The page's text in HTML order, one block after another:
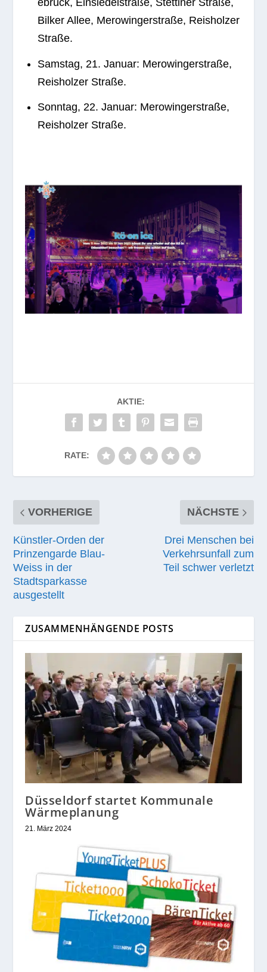
ebrück, Ein­sie­del­straße, Stet­ti­ner Straße,
Bil­ker Allee, Mero­win­ger­straße, Reis­hol­zer
Straße.
Sams­tag, 21. Januar: Mero­win­ger­straße,
Reis­hol­zer Straße.
Sonn­tag, 22. Januar: Mero­win­ger­straße,
Reis­hol­zer Straße.
AKTIE:
RATE:
VORHERIGE
Künstler-Orden der
Prinzengarde Blau-
Weiss in der
Stadtsparkasse
ausgestellt
NÄCHSTE
Drei Menschen bei
Verkehrsunfall zum
Teil schwer verletzt
ZUSAMMENHÄNGENDE POSTS
Düsseldorf startet Kommunale
Wärmeplanung
21. März 2024